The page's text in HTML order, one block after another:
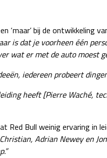
‘maar’ bij de ontwikkeling
is dat je voorheen één
wat er met de auto moest
iedereen probeert
heeft [Pierre Waché,
Red Bull weinig ervaring in
Adrian Newey en